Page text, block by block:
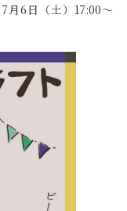
7月6日（土）17:00〜